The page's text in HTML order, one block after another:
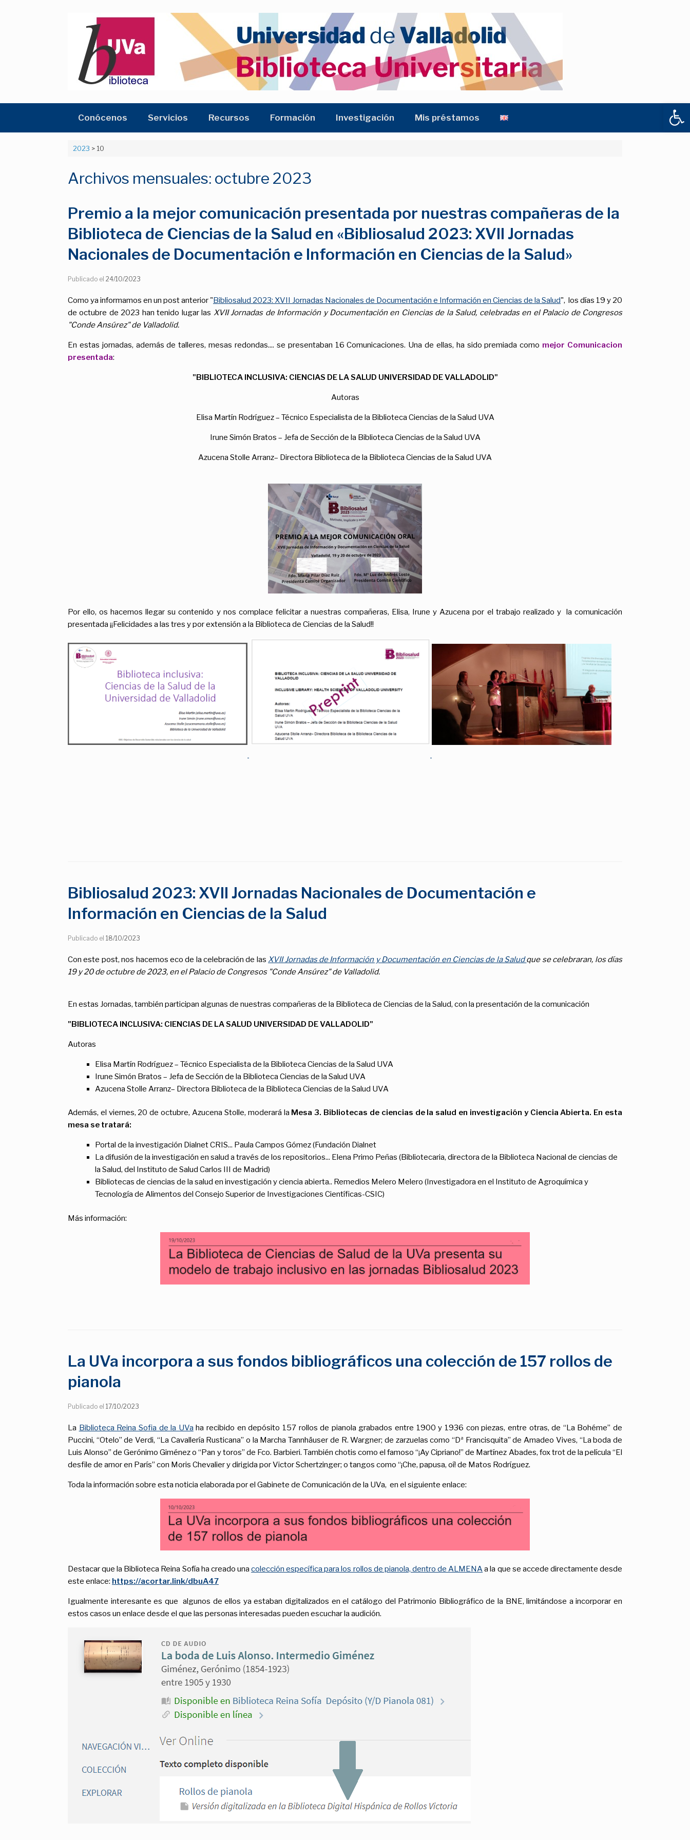
Abrir
Conócenos Servicios Recursos Formación Investigación Mis préstamos
2023 > 10
Archivos mensuales: octubre 2023
Premio a la mejor comunicación presentada por nuestras compañeras de la
Biblioteca de Ciencias de la Salud en «Bibliosalud 2023: XVII Jornadas
Nacionales de Documentación e Información en Ciencias de la Salud»
Publicado el 24/10/2023
Como ya informamos en un post anterior "Bibliosalud 2023: XVII Jornadas Nacionales de Documentación e Información en Ciencias de la Salud", los días 19 y 20
de octubre de 2023 han tenido lugar las XVII Jornadas de Información y Documentación en Ciencias de la Salud, celebradas en el Palacio de Congresos
"Conde Ansúrez" de Valladolid.
En estas jornadas, además de talleres, mesas redondas.... se presentaban 16 Comunicaciones. Una de ellas, ha sido premiada como mejor Comunicacion
presentada:
"BIBLIOTECA INCLUSIVA: CIENCIAS DE LA SALUD UNIVERSIDAD DE VALLADOLID"
Autoras
Elisa Martín Rodríguez – Técnico Especialista de la Biblioteca Ciencias de la Salud UVA
Irune Simón Bratos – Jefa de Sección de la Biblioteca Ciencias de la Salud UVA
Azucena Stolle Arranz– Directora Biblioteca de la Biblioteca Ciencias de la Salud UVA
Por ello, os hacemos llegar su contenido y nos complace felicitar a nuestras compañeras, Elisa, Irune y Azucena por el trabajo realizado y la comunicación
presentada ¡¡Felicidades a las tres y por extensión a la Biblioteca de Ciencias de la Salud!!
Bibliosalud 2023: XVII Jornadas Nacionales de Documentación e
Información en Ciencias de la Salud
Publicado el 18/10/2023
Con este post, nos hacemos eco de la celebración de las XVII Jornadas de Información y Documentación en Ciencias de la Saludque se celebraran, los días
19 y 20 de octubre de 2023, en el Palacio de Congresos "Conde Ansúrez" de Valladolid.
En estas Jornadas, también participan algunas de nuestras compañeras de la Biblioteca de Ciencias de la Salud, con la presentación de la comunicación
"BIBLIOTECA INCLUSIVA: CIENCIAS DE LA SALUD UNIVERSIDAD DE VALLADOLID"
Autoras
Elisa Martín Rodríguez – Técnico Especialista de la Biblioteca Ciencias de la Salud UVA
Irune Simón Bratos – Jefa de Sección de la Biblioteca Ciencias de la Salud UVA
Azucena Stolle Arranz– Directora Biblioteca de la Biblioteca Ciencias de la Salud UVA
Además, el viernes, 20 de octubre, Azucena Stolle, moderará la Mesa 3. Bibliotecas de ciencias de la salud en investigación y Ciencia Abierta. En esta
mesa se tratará:
Portal de la investigación Dialnet CRIS... Paula Campos Gómez (Fundación Dialnet
La difusión de la investigación en salud a través de los repositorios... Elena Primo Peñas (Bibliotecaria, directora de la Biblioteca Nacional de ciencias de
la Salud, del Instituto de Salud Carlos III de Madrid)
Bibliotecas de ciencias de la salud en investigación y ciencia abierta.. Remedios Melero Melero (Investigadora en el Instituto de Agroquímica y
Tecnología de Alimentos del Consejo Superior de Investigaciones Científicas-CSIC)
Más información:
La UVa incorpora a sus fondos bibliográficos una colección de 157 rollos de
pianola
Publicado el 17/10/2023
La Biblioteca Reina Sofia de la UVa ha recibido en depósito 157 rollos de pianola grabados entre 1900 y 1936 con piezas, entre otras, de “La Bohéme” de
Puccini, “Otelo” de Verdi, “La Cavallería Rusticana” o la Marcha Tannhäuser de R. Wargner; de zarzuelas como “Dª Francisquita” de Amadeo Vives, “La boda de
Luis Alonso” de Gerónimo Giménez o “Pan y toros” de Fco. Barbieri. También chotis como el famoso “¡Ay Cipriano!” de Martínez Abades, fox trot de la película “El
desfile de amor en París” con Moris Chevalier y dirigida por Victor Schertzinger; o tangos como “¡Che, papusa, oí! de Matos Rodríguez.
Toda la información sobre esta noticia elaborada por el Gabinete de Comunicación de la UVa, en el siguiente enlace:
Destacar que la Biblioteca Reina Sofía ha creado unacolección específica para los rollos de pianola, dentro de ALMENAa la que se accede directamente desde
este enlace: https://acortar.link/dbuA47
Igualmente interesante es que algunos de ellos ya estaban digitalizados en el catálogo del Patrimonio Bibliográfico de la BNE, limitándose a incorporar en
estos casos un enlace desde el que las personas interesadas pueden escuchar la audición.